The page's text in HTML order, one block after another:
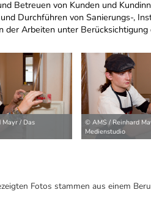
Betreuen von Kunden und
Durchführen von Sanierungs-,
der Arbeiten unter
/ Das
© AMS / Reinhard
Medienstudio
Fotos stammen aus einem